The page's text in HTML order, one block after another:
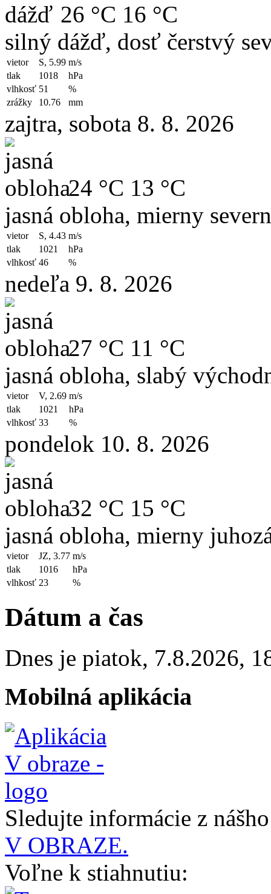
26 °C 16 °C
silný dážď, dosť čerstvý
vietor S, 5.99 m/s
tlak
1018
hPa
vlhkosť 51
%
zrážky
10.76 mm
zajtra, sobota 8. 8. 2026
24 °C 13 °C
jasná obloha, mierny
vietor S, 4.43 m/s
tlak
1021
hPa
vlhkosť 46 %
nedeľa 9. 8. 2026
27 °C 11 °C
jasná obloha, slabý
vietor V, 2.69 m/s
tlak
1021
hPa
vlhkosť 33 %
pondelok 10. 8. 2026
32 °C 15 °C
jasná obloha, mierny
vietor JZ, 3.77 m/s
tlak
1016
hPa
vlhkosť 23 %
Dátum a čas
Dnes je piatok, 7.8.2026,
Mobilná aplikácia
Sledujte informácie z
V OBRAZE.
Voľne k stiahnutiu: